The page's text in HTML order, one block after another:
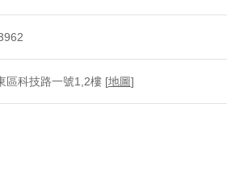
區科技路一號1,2樓 [地圖]